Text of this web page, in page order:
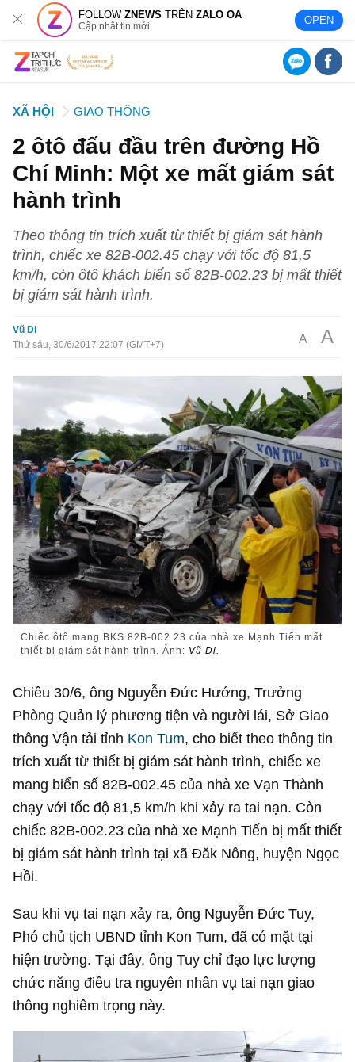
FOLLOWZNEWS TRÊNZALO OA
Cập nhật tin mới OPEN
XÃ HỘI GIAO THÔNG
2 ôtô đấu đầu trên đường Hồ
Chí Minh: Một xe mất giám sát
hành trình
Theo thông tin trích xuất từ thiết bị giám sát hành
trình, chiếc xe 82B-002.45 chạy với tốc độ 81,5
km/h, còn ôtô khách biển số 82B-002.23 bị mất thiết
bị giám sát hành trình.
Vũ Di
Thứ sáu, 30/6/2017 22:07 (GMT+7)
A A
Chiếc ôtô mang BKS 82B-002.23 của nhà xe Mạnh Tiến mất
thiết bị giám sát hành trình. Ảnh: Vũ Di.
Chiều 30/6, ông Nguyễn Đức Hướng, Trưởng
Phòng Quản lý phương tiện và người lái, Sở Giao
thông Vận tải tỉnh Kon Tum, cho biết theo thông tin
trích xuất từ thiết bị giám sát hành trình, chiếc xe
mang biển số 82B-002.45 của nhà xe Vạn Thành
chạy với tốc độ 81,5 km/h khi xảy ra tai nạn. Còn
chiếc 82B-002.23 của nhà xe Mạnh Tiến bị mất thiết
bị giám sát hành trình tại xã Đăk Nông, huyện Ngọc
Hồi.
Sau khi vụ tai nạn xảy ra, ông Nguyễn Đức Tuy,
Phó chủ tịch UBND tỉnh Kon Tum, đã có mặt tại
hiện trường. Tại đây, ông Tuy chỉ đạo lực lượng
chức năng điều tra nguyên nhân vụ tai nạn giao
thông nghiêm trọng này.